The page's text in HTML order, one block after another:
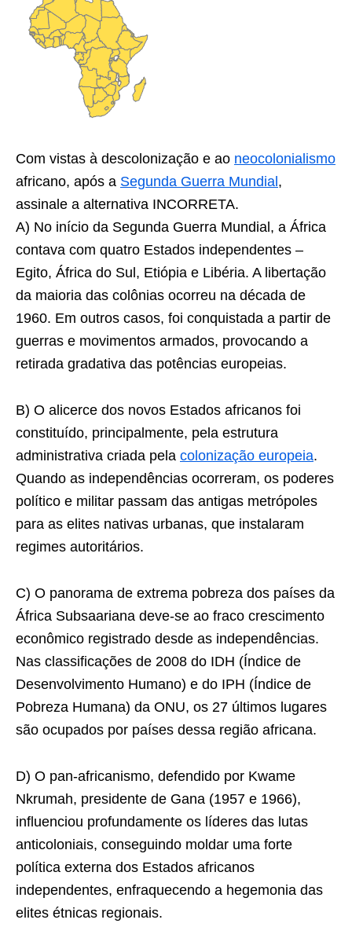
Com vistas à descolonização e ao neocolonialismo
africano, após a Segunda Guerra Mundial,
assinale a alternativa INCORRETA.
A) No início da Segunda Guerra Mundial, a África
contava com quatro Estados independentes –
Egito, África do Sul, Etiópia e Libéria. A libertação
da maioria das colônias ocorreu na década de
1960. Em outros casos, foi conquistada a partir de
guerras e movimentos armados, provocando a
retirada gradativa das potências europeias.
B) O alicerce dos novos Estados africanos foi
constituído, principalmente, pela estrutura
administrativa criada pela colonização europeia.
Quando as independências ocorreram, os poderes
político e militar passam das antigas metrópoles
para as elites nativas urbanas, que instalaram
regimes autoritários.
C) O panorama de extrema pobreza dos países da
África Subsaariana deve-se ao fraco crescimento
econômico registrado desde as independências.
Nas classificações de 2008 do IDH (Índice de
Desenvolvimento Humano) e do IPH (Índice de
Pobreza Humana) da ONU, os 27 últimos lugares
são ocupados por países dessa região africana.
D) O pan-africanismo, defendido por Kwame
Nkrumah, presidente de Gana (1957 e 1966),
influenciou profundamente os líderes das lutas
anticoloniais, conseguindo moldar uma forte
política externa dos Estados africanos
independentes, enfraquecendo a hegemonia das
elites étnicas regionais.